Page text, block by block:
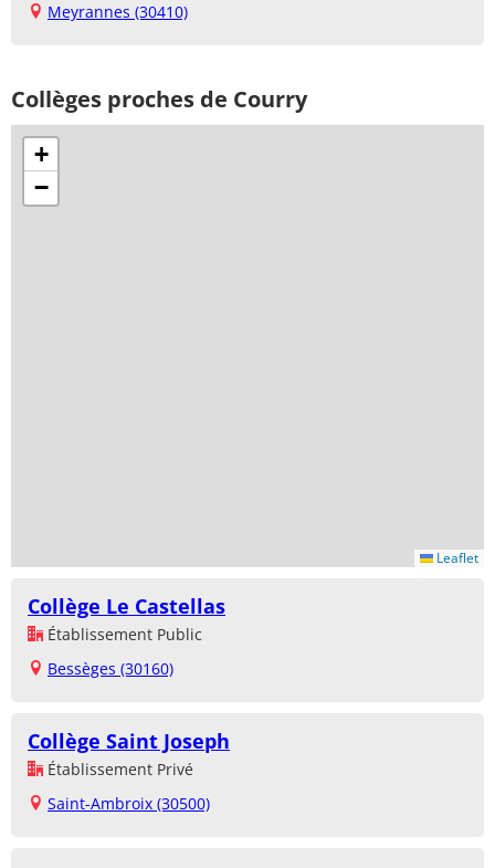
Meyrannes (30410)
Collèges proches de Courry
+
−
Leaflet
Collège Le Castellas
Établissement Public
Bessèges (30160)
Collège Saint Joseph
Établissement Privé
Saint-Ambroix (30500)